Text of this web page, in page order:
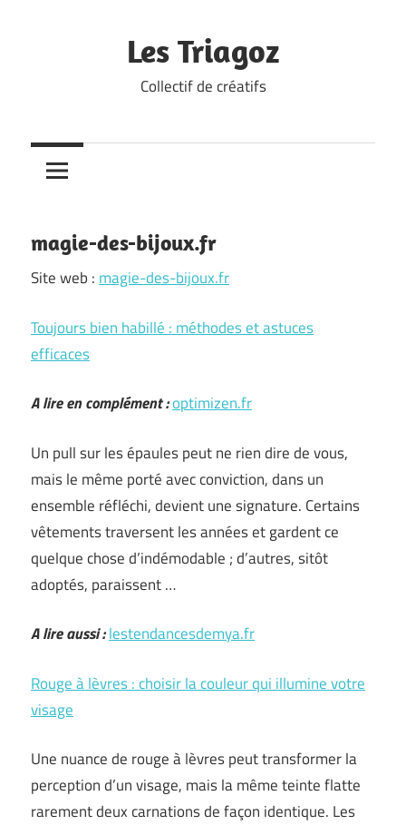
Les Triagoz
Collectif de créatifs
magie-des-bijoux.fr
Site web : magie-des-bijoux.fr
Toujours bien habillé : méthodes et astuces
efficaces
A lire en complément :optimizen.fr
Un pull sur les épaules peut ne rien dire de vous,
mais le même porté avec conviction, dans un
ensemble réfléchi, devient une signature. Certains
vêtements traversent les années et gardent ce
quelque chose d’indémodable ; d’autres, sitôt
adoptés, paraissent …
A lire aussi :lestendancesdemya.fr
Rouge à lèvres : choisir la couleur qui illumine votre
visage
Une nuance de rouge à lèvres peut transformer la
perception d’un visage, mais la même teinte flatte
rarement deux carnations de façon identique. Les